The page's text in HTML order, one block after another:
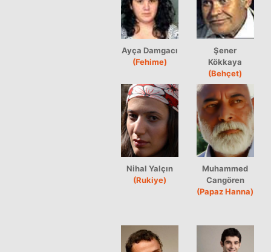
Ayça Damgacı
(Fehime)
Şener
Kökkaya
(Behçet)
Nihal Yalçın
(Rukiye)
Muhammed
Cangören
(Papaz Hanna)